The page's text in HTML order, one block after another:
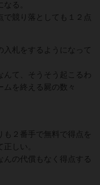
る。
で競り落としても１２点
入札をするようになって
んて、そうそう起こるわ
ムを終える屍の数々
も２番手で無料で得点を
しい。
んの代償もなく得点する